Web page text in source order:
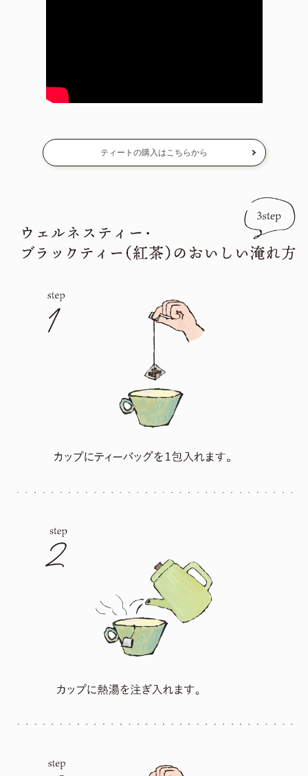
ティートの購入はこちらから